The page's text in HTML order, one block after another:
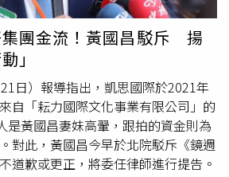
了5、6000萬元，出唱片等宣傳都由
向法官證明，自己帶幾千萬來台灣
一同生活，與正常人再一起相處無
法律行動。
分從父母姓）家族支持，還有前立委
人相挺，如今又有張啓楷「快閃」支
民眾黨彰化基層，加上藍營最強戰
真決定「抽腿」不選，「那就是洪榮
將、縣府參議柯呈枋難以匹敵。 反
藍白合」新典範。一名嘉義市藍營幕
義市長黃敏惠在2014年同樣面臨接
九與親信金溥聰「硬塞」前青輔會主
黃敏惠是頗有微詞，也因為當時國民
不安也是真實的，郭國文你也是立
，賴清德總統人馬，你是不是吃飽太
建言不建言，卻來濫訴興訟，不解決
題的人？謝龍介強調，自己是無所
，全力配合，但你給基層員警找麻
，心中自有一把尺。「下週一，我準
團金流！黃國昌駁斥 揚
」
日）報導指出，凱思國際於2021年
自「耘力國際文化事業有限公司」的
是黃國昌妻妹高翬，跟拍的資金則為
對此，黃國昌今早於北院駁斥《鏡週
道歉或更正，將委任律師進行提告。